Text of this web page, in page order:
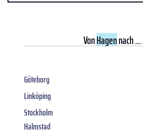
VonHagennach ...
Göteborg
Linköping
Stockholm
Halmstad